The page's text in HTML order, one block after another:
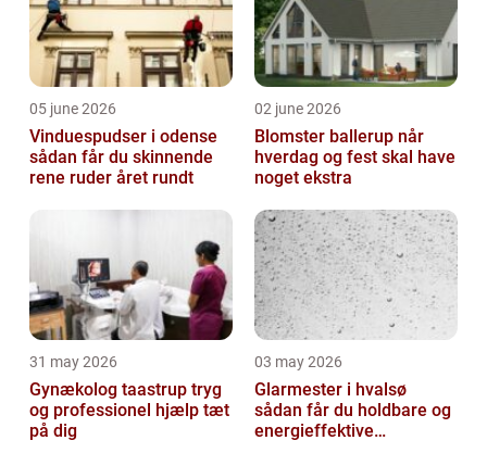
05 june 2026
Vinduespudser i odense
sådan får du skinnende
rene ruder året rundt
02 june 2026
Blomster ballerup når
hverdag og fest skal have
noget ekstra
31 may 2026
Gynækolog taastrup tryg
og professionel hjælp tæt
på dig
03 may 2026
Glarmester i hvalsø
sådan får du holdbare og
energieffektive